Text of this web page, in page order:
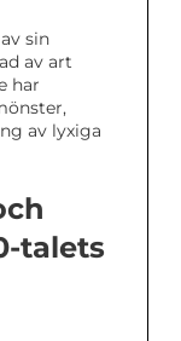
sin
av art
har
av lyxiga
talets